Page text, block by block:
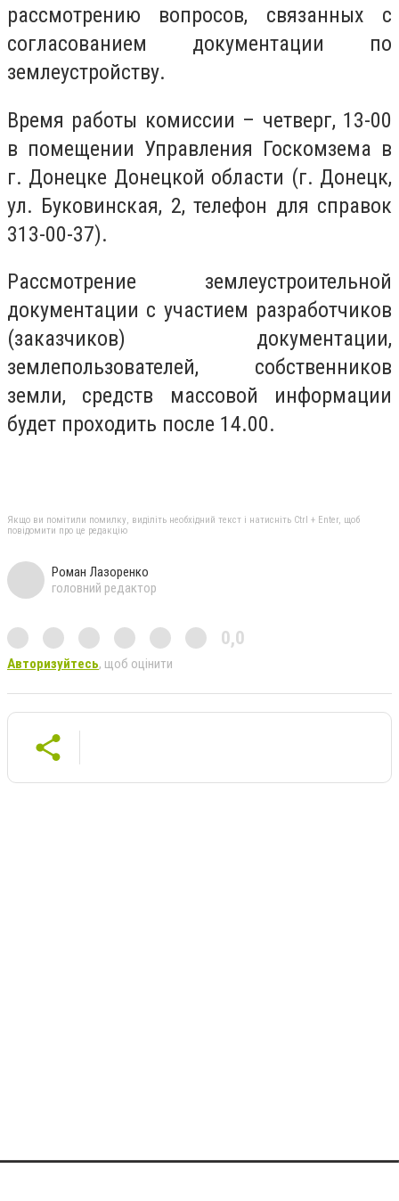
рассмотрению вопросов, связанных с
согласованием документации по
землеустройству.
Время работы комиссии – четверг, 13-00
в помещении Управления Госкомзема в
г. Донецке Донецкой области (г. Донецк,
ул. Буковинская, 2, телефон для справок
313-00-37).
Рассмотрение землеустроительной
документации с участием разработчиков
(заказчиков) документации,
землепользователей, собственников
земли, средств массовой информации
будет проходить после 14.00.
Якщо ви помітили помилку, виділіть необхідний текст і натисніть Ctrl + Enter, щоб
повідомити про це редакцію
Роман Лазоренко
головний редактор
0,0
Авторизуйтесь, щоб оцінити